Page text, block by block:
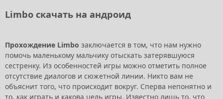
Limbo скачать на андроид
Прохождение Limbo заключается в том, что нам нужно
помочь маленькому мальчику отыскать затерявшуюся
сестренку. Из особенностей игры можно отметить полное
отсутствие диалогов и сюжетной линии. Никто вам не
объяснит того, что происходит вокруг. Сперва непонятно и
то, как играть и какова цель игры. Известно лишь то, что